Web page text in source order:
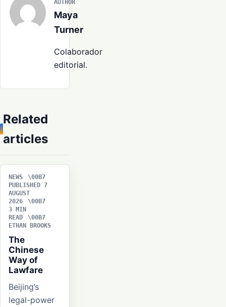
AUTHOR
Maya
Turner
Colaborador
editorial.
Related
articles
NEWS
PUBLISHED 7
AUGUST
2026
3 MIN
READ
ETHAN BROOKS
The
Chinese
Way of
Lawfare
Beijing’s
legal-power